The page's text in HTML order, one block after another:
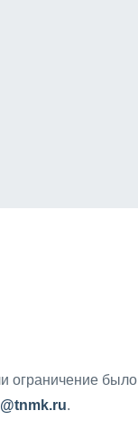
ограничение было
.